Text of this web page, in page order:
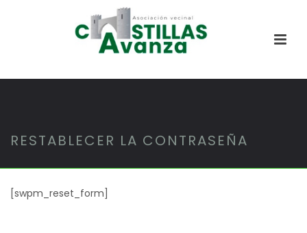
RESTABLECER LA CONTRASEÑA
[swpm_reset_form]